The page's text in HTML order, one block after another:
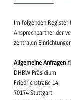
Im folgenden Register
Ansprechpartner der
zentralen
Allgemeine Anfragen
DHBW Präsidium
Friedrichstraße 14
70174 Stuttgart